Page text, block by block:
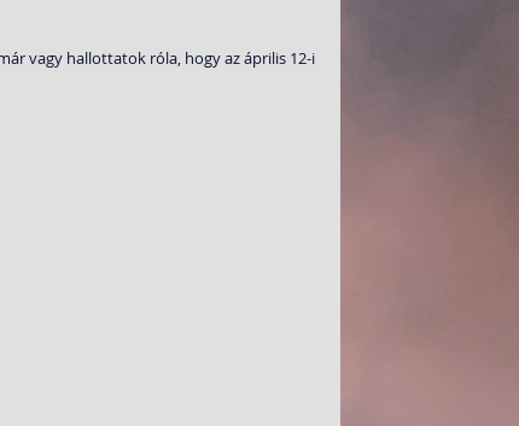
vagy hallottatok róla, hogy az április 12-i